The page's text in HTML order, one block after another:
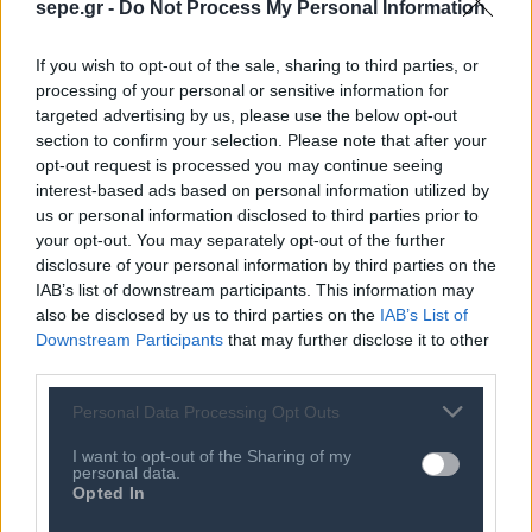
sepe.gr - Do Not Process My Personal Information
If you wish to opt-out of the sale, sharing to third parties, or
processing of your personal or sensitive information for
targeted advertising by us, please use the below opt-out
section to confirm your selection. Please note that after your
opt-out request is processed you may continue seeing
interest-based ads based on personal information utilized by
us or personal information disclosed to third parties prior to
your opt-out. You may separately opt-out of the further
disclosure of your personal information by third parties on the
IAB’s list of downstream participants. This information may
also be disclosed by us to third parties on the IAB’s List of
Downstream Participants that may further disclose it to other
Personal Data Processing Opt Outs
I want to opt-out of the Sharing of my
personal data.
Opted In
του Έλληνα καταναλωτή αγγίζει τα €450,
καταλαμβάνοντας την 5η θέση της ευρωπαϊκής
κατάταξης, σύμφωνα με στοιχεία που παρουσιάζονται.
Μπορεί το αρνητικό οικονομικό κλίμα να επηρεάζει την
αγοραστική δύναμη των Ελλήνων καταναλωτών, ωστόσο
η αποτίμηση του διαθέσιμου προϋπολογισμού για τα
Χριστούγεννα του 2017 είναι υψηλότερη σε σχέση με το
μέσο προϋπολογισμό των Ευρωπαίων καταναλωτών, ο
οποίος εκτιμάται σε €445 φέτος, κατά €5 χαμηλότερος
Ελλήνων.
Από την άλλη, ο συνολικός εκτιμώμενος
προϋπολογισμός των Ελλήνων καταναλωτών για το 2017